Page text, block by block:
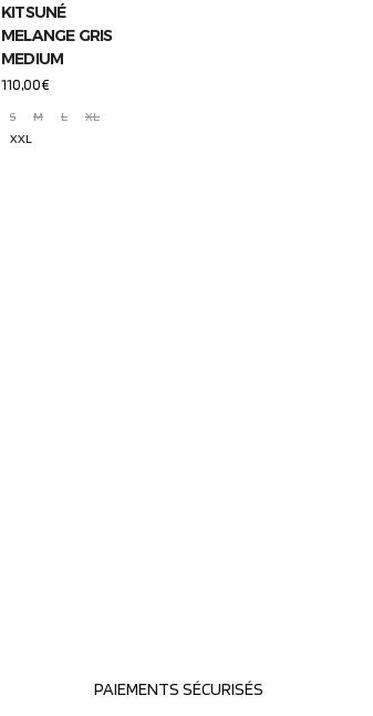
KITSUNÉ
MELANGE GRIS
MEDIUM
110,00€
S
M L
XL
XXL
PAIEMENTS SÉCURISÉS